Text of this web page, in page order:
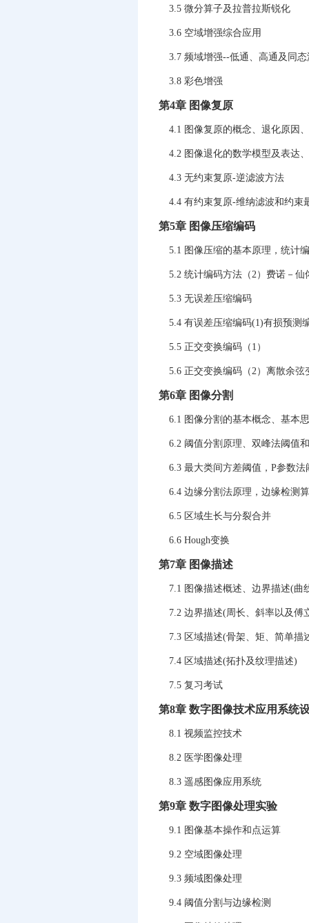
3.5 微分算子及拉普拉斯锐化
3.6 空域增强综合应用
3.7 频域增强--低通、高通及同态
3.8 彩色增强
第4章 图像复原
4.1 图像复原的概念、退化原因
4.2 图像退化的数学模型及表达
4.3 无约束复原-逆滤波方法
4.4 有约束复原-维纳滤波和约束
第5章 图像压缩编码
5.1 图像压缩的基本原理，统计
5.2 统计编码方法（2）费诺－仙
5.3 无误差压缩编码
5.4 有误差压缩编码(1)有损预测
5.5 正交变换编码（1）
5.6 正交变换编码（2）离散余
第6章 图像分割
6.1 图像分割的基本概念、基本
6.2 阈值分割原理、双峰法阈值
6.3 最大类间方差阈值，P参数法
6.4 边缘分割法原理，边缘检测
6.5 区域生长与分裂合并
6.6 Hough变换
第7章 图像描述
7.1 图像描述概述、边界描述(曲
7.2 边界描述(周长、斜率以及傅
7.3 区域描述(骨架、矩、简单描
7.4 区域描述(拓扑及纹理描述)
7.5 复习考试
第8章 数字图像技术应用系统
8.1 视频监控技术
8.2 医学图像处理
8.3 遥感图像应用系统
第9章 数字图像处理实验
9.1 图像基本操作和点运算
9.2 空域图像处理
9.3 频域图像处理
9.4 阈值分割与边缘检测